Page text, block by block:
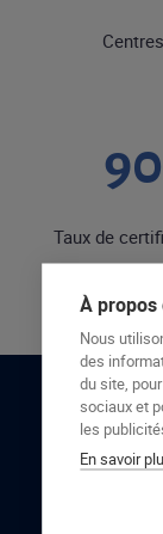
Centres
90
Taux de
À propos
Nous
des
du site,
sociaux et
les
En savoir